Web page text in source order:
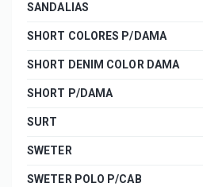
SANDALIAS
SHORT COLORES P/DAMA
SHORT DENIM COLOR DAMA
SHORT P/DAMA
SURT
SWETER
SWETER POLO P/CAB